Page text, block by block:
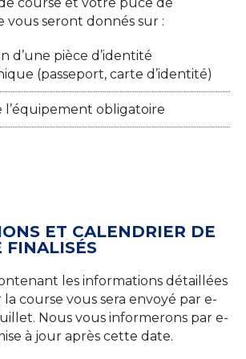
seront donnés sur :
d’une pièce d’identité
(passeport, carte d’identité)
obligatoire
ET CALENDRIER DE
FINALISÉS
les informations détaillées
course vous sera envoyé par e-
Nous vous informerons par e-
à jour après cette date.